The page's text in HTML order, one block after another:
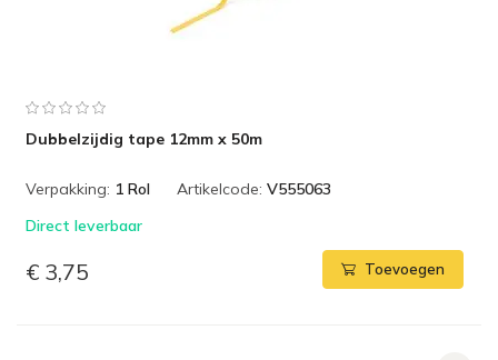
Dubbelzijdig tape 12mm x 50m
Verpakking: 1 Rol Artikelcode: V555063
Direct leverbaar
€ 3,75 Toevoegen